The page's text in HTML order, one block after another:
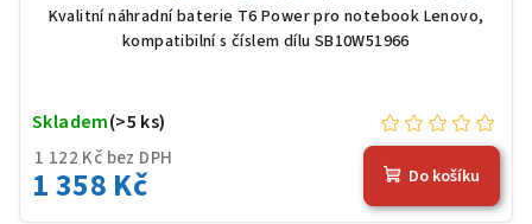
Wh), černá
Kvalitní náhradní baterie T6 Power pro notebook Lenovo,
kompatibilní s číslem dílu SB10W51966
1 122 Kč bez DPH
1 358 Kč
Skladem(>5 ks)
Do košíku